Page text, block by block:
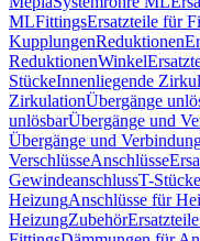
MLFittingsErsatzteile für
KupplungenReduktionen
ReduktionenWinkel
StückeInnenliegende
ZirkulationÜbergänge
unlösbarÜbergänge und
Übergänge und
VerschlüsseAnschlüsse
GewindeanschlussT-
HeizungAnschlüsse für
HeizungZubehör